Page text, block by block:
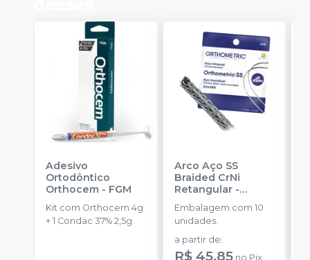
Adesivo
Ortodôntico
Orthocem - FGM
Kit com Orthocem 4g
+ 1 Condac 37% 2,5g.
Arco Aço SS
Braided CrNi
Retangular-
ORTHOMETRIC
Embalagem com 10
unidades.
a partir de:
R$ 45,85 no Pix